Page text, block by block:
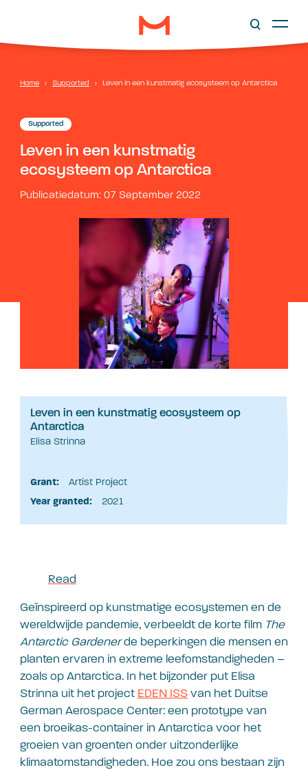
Home › Supported › Leven in een kunstmatig ecosysteem op Antarctica
Supported
Leven in een kunstmatig
ecosysteem op Antarctica
Publicatiedatum: 07 September 2022
Leven in een kunstmatig ecosysteem op
Antarctica
Elisa Strinna
Grant:
Artist Project
Year granted:
2021
Read
Geïnspireerd op kunstmatige ecosystemen en de
wereldwijde pandemie, verbeeldt de korte film The
Antarctic Gardenerde beperkingen die mensen en
planten ervaren in extreme leefomstandigheden –
zoals op Antarctica. In het bijzonder put Elisa
Strinna uit het project EDEN ISS van het Duitse
German Aerospace Center: een prototype van
een broeikas-container in Antarctica voor het
groeien van groenten onder uitzonderlijke
klimaatomstandigheden. Hoe zou ons bestaan zijn